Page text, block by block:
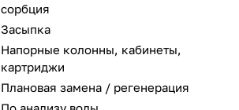
сорбция
Засыпка
Напорные колонны, кабинеты,
картриджи
Плановая замена / регенерация